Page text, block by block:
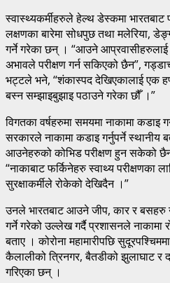
स्वास्थ्यकर्मीहरुले हेल्थ डेस्कमा
लक्षणका बारेमा सोधपुछ तथा मलेरिया,
गर्ने गरेका छन् । “आउने
अभावले परीक्षण गर्न सकिएको छैन”,
भट्टले भने, “शंकास्पद देखिएकालाई एक
बस्न सम्झाइबुझाइ पठाउने गरेका छौँ ।”
विगतका वर्षहरुमा समयमा नाकामा
सरकारले नाकामा कडाइ गर्नुपर्ने स्थानीय
आउनेहरुको कोभिड परीक्षण हुन सकेको
“नाकाबाट फर्किनेहरु स्वाथ्य परीक्षणका
सुरक्षाकर्मीले रोकेको देखिदैन ।”
उनले भारतबाट आउने जीप, कार र बसहरु
गर्ने गरेको उल्लेख गर्दै प्रशासनले नाकामा
बताए । कोरोना महामारीपछि
कैलालीको त्रिनगर, बैतडीको झुलाघाट र
गरिएका छन् ।